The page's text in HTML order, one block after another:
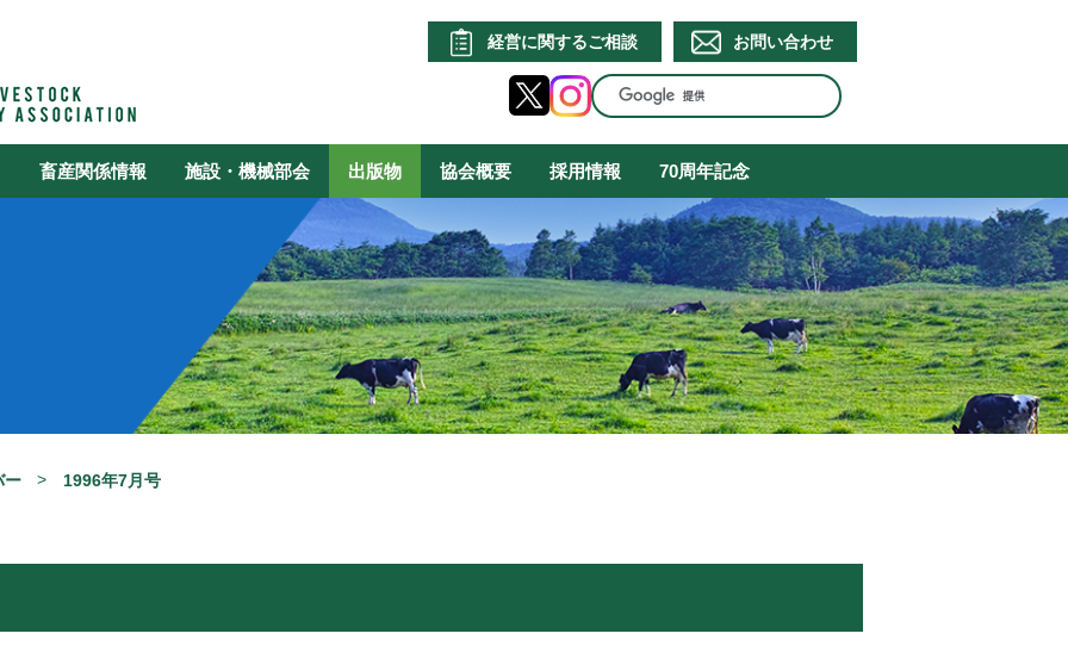
経営に関するご相談 お問い合わせ
畜産関係情報 施設・機械部会 出版物 協会概要 採用情報 70周年記念
ー 1996年7月号